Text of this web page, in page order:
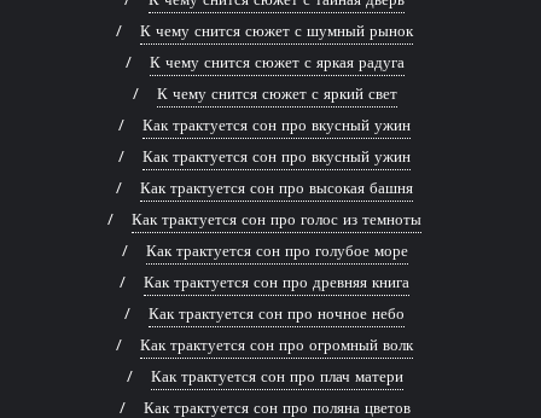
К чему снится сюжет с шумный рынок
К чему снится сюжет с яркая радуга
К чему снится сюжет с яркий свет
Как трактуется сон про вкусный ужин
Как трактуется сон про вкусный ужин
Как трактуется сон про высокая башня
Как трактуется сон про голос из темноты
Как трактуется сон про голубое море
Как трактуется сон про древняя книга
Как трактуется сон про ночное небо
Как трактуется сон про огромный волк
Как трактуется сон про плач матери
Как трактуется сон про поляна цветов